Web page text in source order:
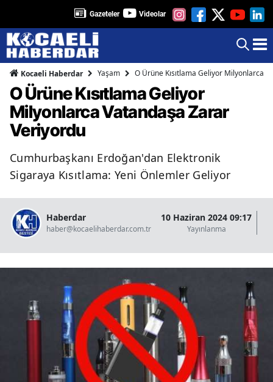
Gazeteler Videolar
Kocaeli Haberdar Yaşam O Ürüne Kısıtlama Geliyor Milyonlarca
O Ürüne Kısıtlama Geliyor
Milyonlarca Vatandaşa Zarar
Veriyordu
Cumhurbaşkanı Erdoğan'dan Elektronik
Sigaraya Kısıtlama: Yeni Önlemler Geliyor
Haberdar
haber@kocaelihaberdar.com.tr
10 Haziran 2024 09:17
Yayınlanma